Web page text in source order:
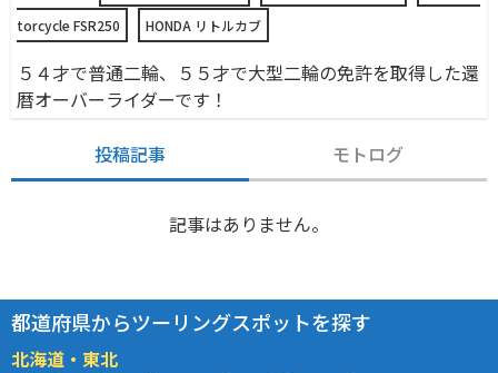
torcycle FSR250
HONDA リトルカブ
５４才で普通二輪、５５才で大型二輪の免許を取得した還
暦オーバーライダーです！
投稿記事 モトログ
記事はありません。
都道府県からツーリングスポットを探す
北海道・東北